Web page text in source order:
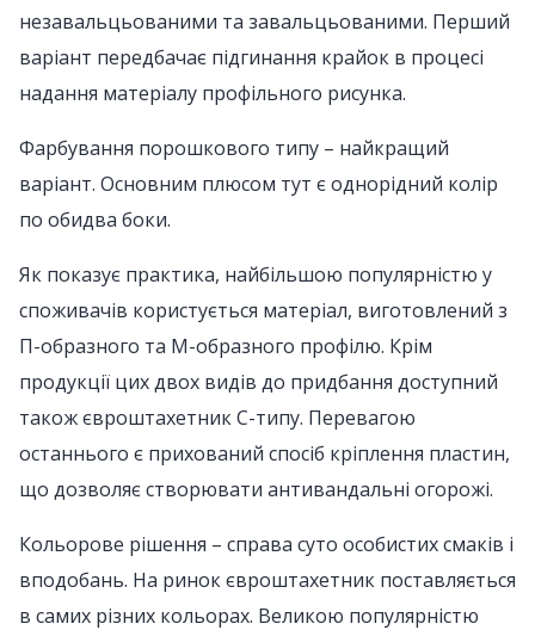
незавальцьованими та завальцьованими. Перший
варіант передбачає підгинання крайок в процесі
надання матеріалу профільного рисунка.
Фарбування порошкового типу – найкращий
варіант. Основним плюсом тут є однорідний колір
по обидва боки.
Як показує практика, найбільшою популярністю у
споживачів користується матеріал, виготовлений з
П-образного та М-образного профілю. Крім
продукції цих двох видів до придбання доступний
також євроштахетник С-типу. Перевагою
останнього є прихований спосіб кріплення пластин,
що дозволяє створювати антивандальні огорожі.
Кольорове рішення – справа суто особистих смаків і
вподобань. На ринок євроштахетник поставляється
в самих різних кольорах. Великою популярністю